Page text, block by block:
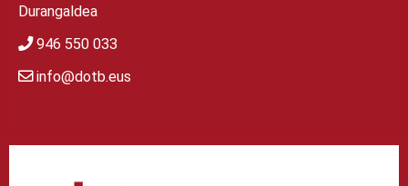
Durangaldea
946 550 033
info@dotb.eus